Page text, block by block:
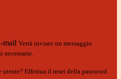
mail Verrà inviato un messaggio
Effettua il reset della password